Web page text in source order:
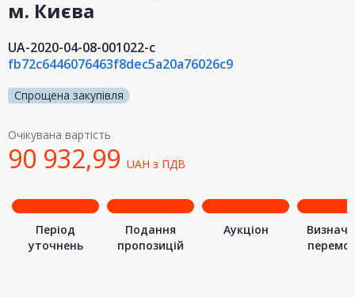
м. Києва
UA-2020-04-08-001022-c
fb72c6446076463f8dec5a20a76026c9
Спрощена закупівля
Очікувана вартість
90 932,99 UAH з ПДВ
Період
уточнень
Подання
пропозицій
Аукціон